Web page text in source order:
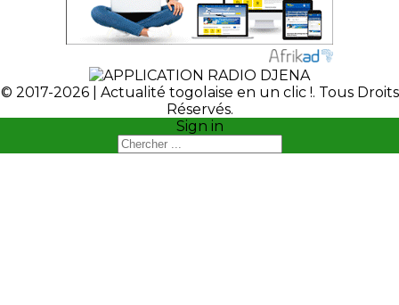
© 2017-2026 | Actualité togolaise en un clic !. Tous Droits
Réservés.
Sign in